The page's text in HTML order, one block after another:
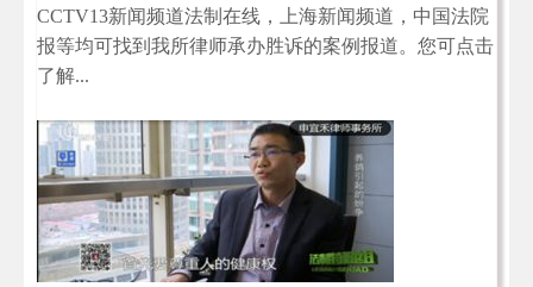
CCTV13新闻频道法制在线，上海新闻频道，中国法院
报等均可找到我所律师承办胜诉的案例报道。您可点击
了解...